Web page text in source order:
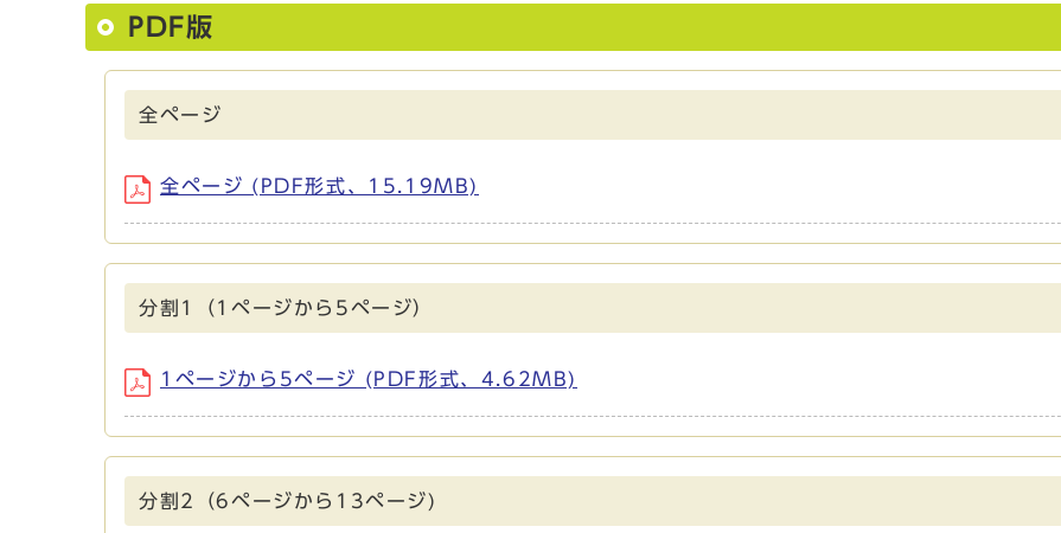
PDF版
全ページ
全ページ (PDF形式、15.19MB)
分割1（1ページから5ページ）
1ページから5ページ (PDF形式、4.62MB)
分割2（6ページから13ページ)